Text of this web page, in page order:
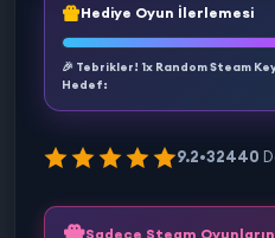
Hediye Oyun İlerlemesi
🎉 Tebrikler! 1x Random Steam
Hedef:
9.2•32440
Sadece Steam